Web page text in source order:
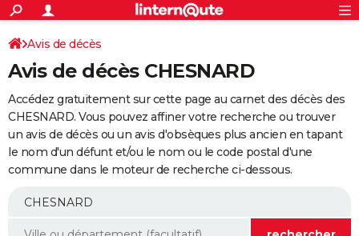
ACTUALITÉS
Politique
Société
Faits Divers
Education
Monde
Villes
+
SPORT
Coupe du monde 2026
Football
Tennis
Cyclisme
Rugby
Forum
Programme TV
TNT
Streaming
Cinéma
Sorties cinéma
Musique
+
FINANCE
Impôts
Immobilier
Risques naturels par ville
Banque
Assurance
Crédit
AUTO
Essais
Réserver un essai
Citadines
Berlines
SUV
Forum auto
+
Mobiles
Meilleur smartphone
Internet
Ordinateurs
Jeux vidéo
Guide high-tech
Avis de décès
Avis de décès CHESNARD
Accédez gratuitement sur cette page au carnet des décès des
CHESNARD. Vous pouvez affiner votre recherche ou trouver
un avis de décès ou un avis d'obsèques plus ancien en tapant
le nom d'un défunt et/ou le nom ou le code postal d'une
commune dans le moteur de recherche ci-dessous.